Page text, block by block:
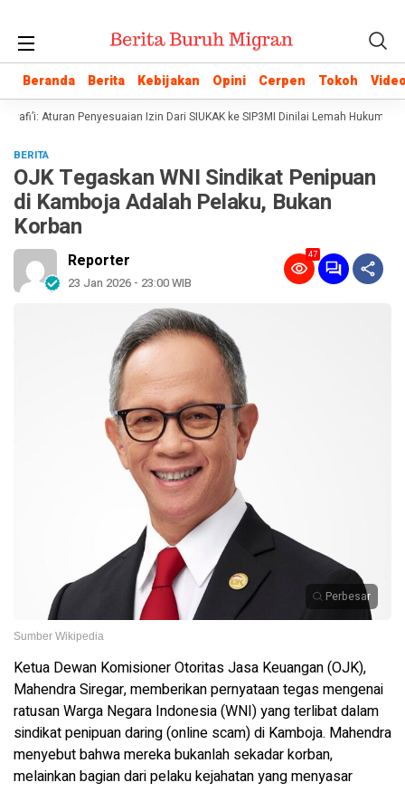
Beranda Berita Kebijakan Opini Cerpen Tokoh
Beranda Berita Kebijakan Opini Cerpen Tokoh
Aturan Penyesuaian Izin Dari SIUKAK ke SIP3MI Dinilai Lemah Hukum
BERITA
OJK Tegaskan WNI Sindikat Penipuan
di Kamboja Adalah Pelaku, Bukan
Korban
Reporter
23 Jan 2026 - 23:00 WIB
47
Perbesar
Sumber Wikipedia
Ketua Dewan Komisioner Otoritas Jasa Keuangan (OJK),
Mahendra Siregar, memberikan pernyataan tegas mengenai
ratusan Warga Negara Indonesia (WNI) yang terlibat dalam
sindikat penipuan daring (online scam) di Kamboja. Mahendra
menyebut bahwa mereka bukanlah sekadar korban,
melainkan bagian dari pelaku kejahatan yang menyasar